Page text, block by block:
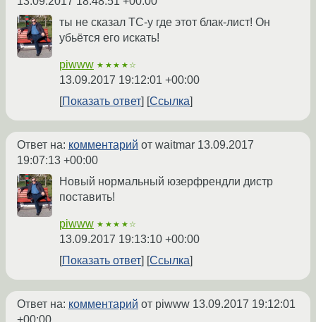
ты не сказал ТС-у где этот блак-лист! Он
убьётся его искать!
piwww ★★★★☆
13.09.2017 19:12:01 +00:00
Показать ответ
Ссылка
Ответ на: комментарий от waitmar 13.09.2017
19:07:13 +00:00
Новый нормальный юзерфрендли дистр
поставить!
piwww ★★★★☆
13.09.2017 19:13:10 +00:00
Показать ответ
Ссылка
Ответ на: комментарий от piwww 13.09.2017 19:12:01